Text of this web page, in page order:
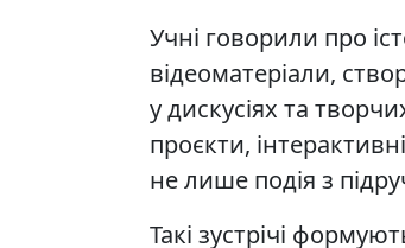
Учні говорили про
відеоматеріали,
у дискусіях та
проєкти,
не лише подія з
Такі зустрічі